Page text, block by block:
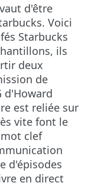
d'être
Voici
Starbucks
ils
deux
de
d'Howard
est reliée sur
vite font le
clef
d'épisodes
en direct